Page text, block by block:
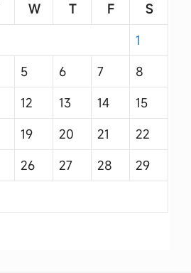
W T F
S
1
5 6 7
8
12 13 14
15
19 20 21
22
26 27 28
29